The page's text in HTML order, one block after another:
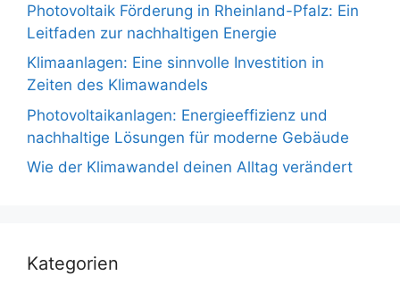
Photovoltaik Förderung in Rheinland-Pfalz: Ein
Leitfaden zur nachhaltigen Energie
Klimaanlagen: Eine sinnvolle Investition in
Zeiten des Klimawandels
Photovoltaikanlagen: Energieeffizienz und
nachhaltige Lösungen für moderne Gebäude
Wie der Klimawandel deinen Alltag verändert
Kategorien